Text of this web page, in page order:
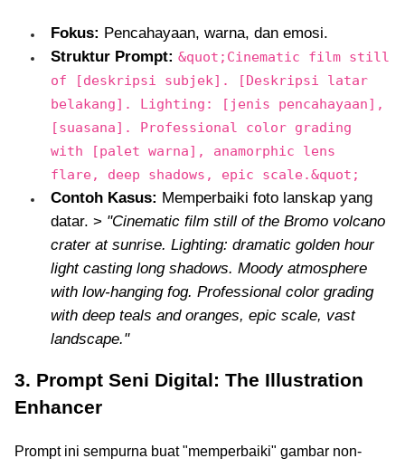
Fokus: Pencahayaan, warna, dan emosi.
Struktur Prompt: &quot;Cinematic film still
of [deskripsi subjek]. [Deskripsi latar
belakang]. Lighting: [jenis pencahayaan],
[suasana]. Professional color grading
with [palet warna], anamorphic lens
flare, deep shadows, epic scale.&quot;
Contoh Kasus: Memperbaiki foto lanskap yang
datar. > "Cinematic film still of the Bromo volcano
crater at sunrise. Lighting: dramatic golden hour
light casting long shadows. Moody atmosphere
with low-hanging fog. Professional color grading
with deep teals and oranges, epic scale, vast
landscape."
3. Prompt Seni Digital: The Illustration
Enhancer
Prompt ini sempurna buat "memperbaiki" gambar non-